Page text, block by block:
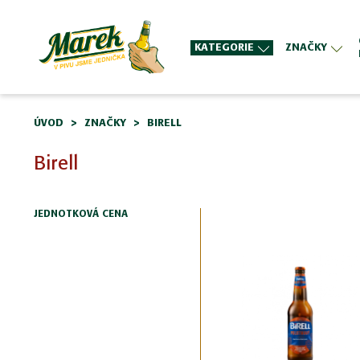
KATEGORIE ZNAČKY
ÚVOD ZNAČKY BIRELL
Birell
JEDNOTKOVÁ CENA